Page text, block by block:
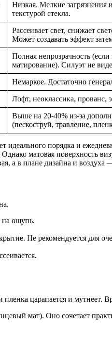
Низкая. Мелкие загрязнения
текстурой стекла.
Рассеивает свет, снижает
Может создавать эффект
Полная непрозрачность
матирование). Силуэт не
Немаркое. Достаточно
Лофт, неоклассика, прованс,
Выше на 20-40% из-за
(пескоструй, травление,
порядка и
матовая поверхность
а в плане дизайна и воздуха
на ощупь.
Не рекомендуется для
пленка царапается и мутнеет.
мат). Оно сочетает